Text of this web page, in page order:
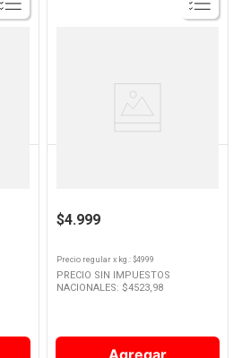
Ver
Producto
$4.999
Precio regularx kg. : $4999
PRECIO SIN IMPUESTOS
NACIONALES: $4523,98
Agregar